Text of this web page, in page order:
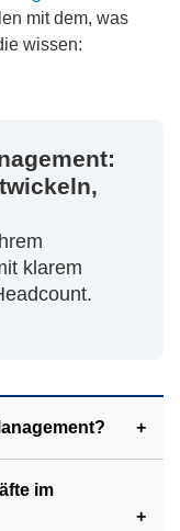
mit dem, was
wissen:
klarem
im